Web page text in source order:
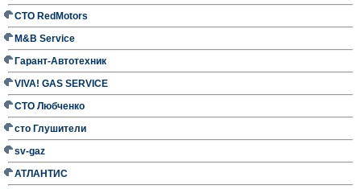
СТО RedMotors
M&B Service
Гарант-Автотехник
VIVA! GAS SERVICE
СТО Любченко
сто Глушители
sv-gaz
АТЛАНТИС